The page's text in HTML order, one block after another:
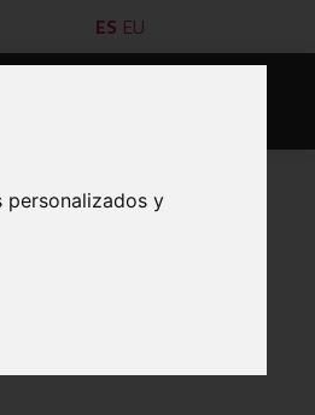
personalizados y
ES EU